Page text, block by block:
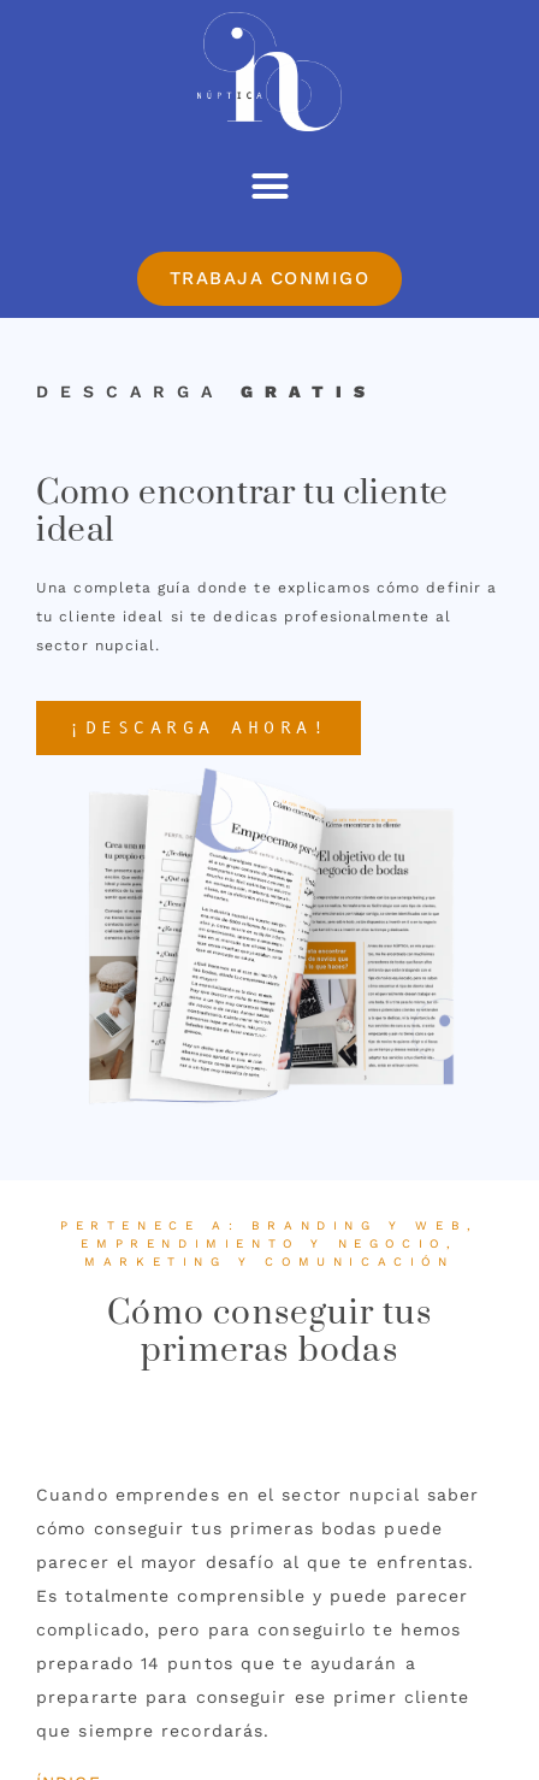
TRABAJA CONMIGO
DESCARGA GRATIS
Como encontrar tu cliente
ideal
Una completa guía donde te explicamos cómo definir a
tu cliente ideal si te dedicas profesionalmente al
sector nupcial.
¡DESCARGA AHORA!
PERTENECE A: BRANDING Y WEB,
EMPRENDIMIENTO Y NEGOCIO ,
MARKETING Y COMUNICACIÓN
Cómo conseguir tus
primeras bodas
Cuando emprendes en el sector nupcial saber
cómo conseguir tus primeras bodas puede
parecer el mayor desafío al que te enfrentas.
Es totalmente comprensible y puede parecer
complicado, pero para conseguirlo te hemos
preparado 14 puntos que te ayudarán a
prepararte para conseguir ese primer cliente
que siempre recordarás.